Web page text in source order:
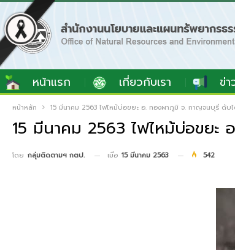
หน้าแรก เกี่ยวกับเรา ข่
หน้าหลัก 15 มีนาคม 2563 ไฟไหม้บ่อขยะ อ. ทองผาภูมิ จ. กาญจนบุรี ดับ
15 มีนาคม 2563 ไฟไหม้บ่อขย
โดย กลุ่มติดตามฯ กตป. เมื่อ 15 มีนาคม 2563 542